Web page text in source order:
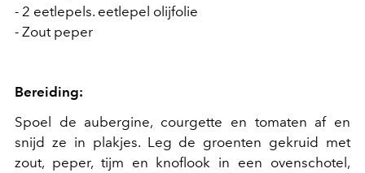
- 2 eetlepels. eetlepel olijfolie
- Zout peper
Bereiding:
Spoel de aubergine, courgette en tomaten af en
snijd ze in plakjes. Leg de groenten gekruid met
zout, peper, tijm en knoflook in een ovenschotel,